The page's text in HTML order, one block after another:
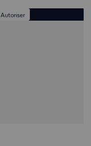
Autoriser